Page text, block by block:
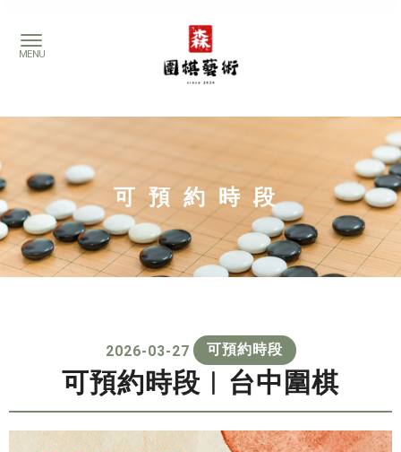
可預約時段
2026-03-27 可預約時段
可預約時段︱台中圍棋